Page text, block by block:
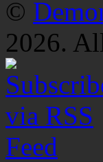
©
2026.